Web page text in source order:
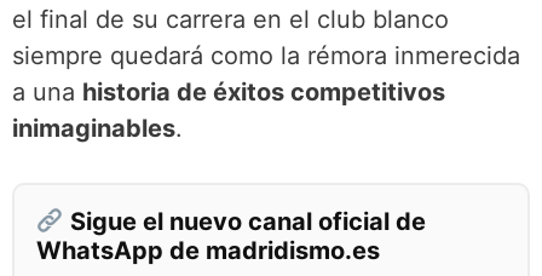
el final de su carrera en el club blanco
siempre quedará como la rémora inmerecida
a una historia de éxitos competitivos
inimaginables.
Sigue el nuevo canal oficial de
WhatsApp de madridismo.es